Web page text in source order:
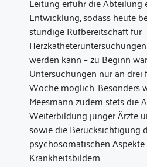
Entwicklung, sodass heute
stündige Rufbereitschaft für
werden kann – zu Beginn
Untersuchungen nur an drei
Woche möglich. Besonders
Meesmann zudem stets die
Weiterbildung junger Ärzte
sowie die Berücksichtigung
psychosomatischen
Krankheitsbildern.